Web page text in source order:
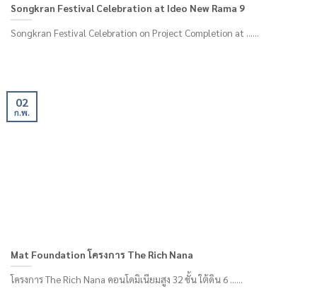
Songkran Festival Celebration at Ideo New Rama 9
Songkran Festival Celebration on Project Completion at ......
Mat Foundation โครงการ The Rich Nana
โครงการ The Rich Nana คอนโดมิเนียมสูง 32 ชั้น ใต้ดิน 6 ......
02
ก.พ.